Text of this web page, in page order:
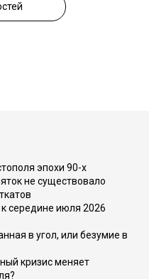
эпохи 90-х
не существовало
середине июля 2026
в угол, или безумие в
кризис меняет